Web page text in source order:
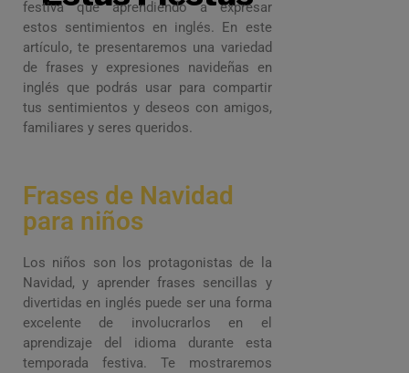
festiva que aprendiendo a expresar
estos sentimientos en inglés. En este
artículo, te presentaremos una variedad
de frases y expresiones navideñas en
inglés que podrás usar para compartir
tus sentimientos y deseos con amigos,
familiares y seres queridos.
Frases de Navidad
para niños
Los niños son los protagonistas de la
Navidad, y aprender frases sencillas y
divertidas en inglés puede ser una forma
excelente de involucrarlos en el
aprendizaje del idioma durante esta
temporada festiva. Te mostraremos